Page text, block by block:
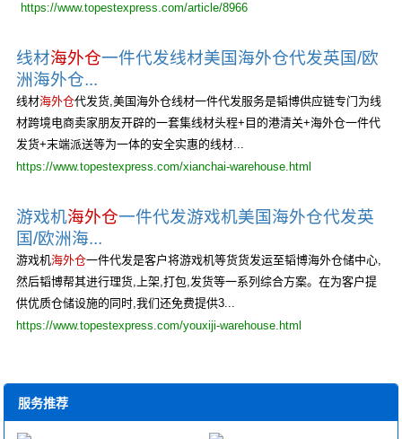
https://www.topestexpress.com/article/8966
线材海外仓一件代发线材美国海外仓代发英国/欧
洲海外仓...
线材海外仓代发货,美国海外仓线材一件代发服务是韬博供应链专门为线
材跨境电商卖家朋友开辟的一套集线材头程+目的港清关+海外仓一件代
发货+末端派送等为一体的安全实惠的线材...
https://www.topestexpress.com/xianchai-warehouse.html
游戏机海外仓一件代发游戏机美国海外仓代发英
国/欧洲海...
游戏机海外仓一件代发是客户将游戏机等货货发运至韬博海外仓储中心,
然后韬博帮其进行理货,上架,打包,发货等一系列综合方案。在为客户提
供优质仓储设施的同时,我们还免费提供3...
https://www.topestexpress.com/youxiji-warehouse.html
服务推荐